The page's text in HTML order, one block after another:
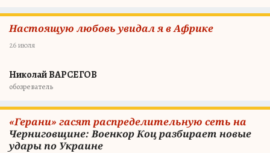
Настоящую любовь увидал я в Африке
26 июля
Николай ВАРСЕГОВ
обозреватель
«Герани» гасят распределительную сеть на
Черниговщине: Военкор Коц разбирает новые
удары по Украине